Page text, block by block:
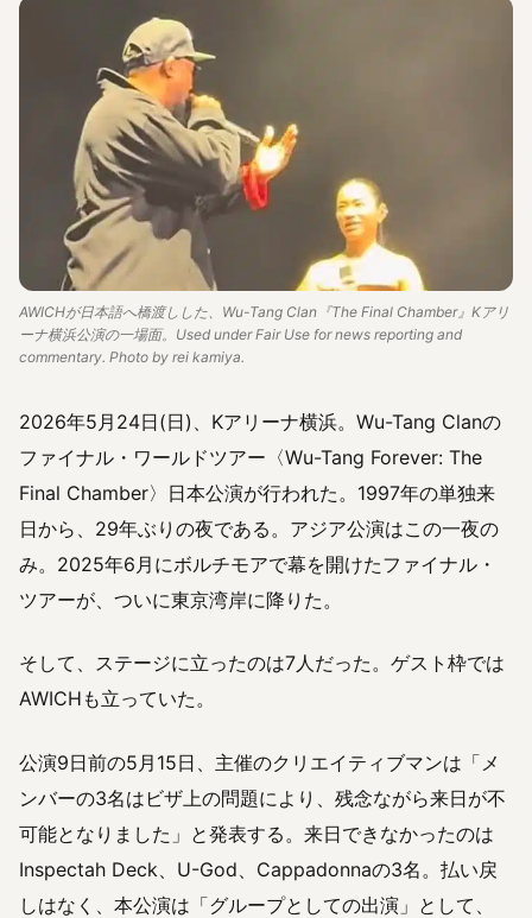
AWICHが日本語へ橋渡しした、Wu-Tang Clan『The Final Chamber』Kアリ
ーナ横浜公演の一場面。Used under Fair Use for news reporting and
commentary. Photo by rei kamiya.
2026年5月24日(日)、Kアリーナ横浜。Wu-Tang Clanの
ファイナル・ワールドツアー〈Wu-Tang Forever: The
Final Chamber〉日本公演が行われた。1997年の単独来
日から、29年ぶりの夜である。アジア公演はこの一夜の
み。2025年6月にボルチモアで幕を開けたファイナル・
ツアーが、ついに東京湾岸に降りた。
そして、ステージに立ったのは7人だった。ゲスト枠では
AWICHも立っていた。
公演9日前の5月15日、主催のクリエイティブマンは「メ
ンバーの3名はビザ上の問題により、残念ながら来日が不
可能となりました」と発表する。来日できなかったのは
Inspectah Deck、U-God、Cappadonnaの3名。払い戻
しはなく、本公演は「グループとしての出演」として、